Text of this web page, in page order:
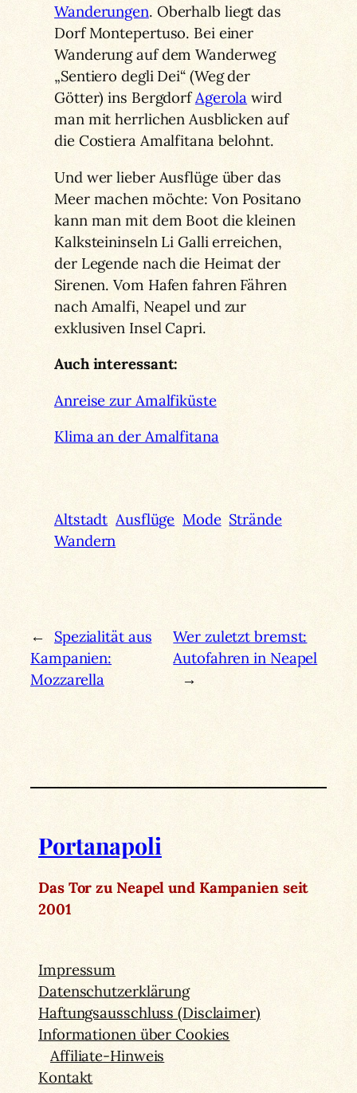
Wanderungen. Oberhalb liegt das
Dorf Montepertuso. Bei einer
Wanderung auf dem Wanderweg
„Sentiero degli Dei“ (Weg der
Götter) ins BergdorfAgerola wird
man mit herrlichen Ausblicken auf
die Costiera Amalfitana belohnt.
Und wer lieber Ausflüge über das
Meer machen möchte: Von Positano
kann man mit dem Boot die kleinen
Kalksteininseln Li Galli erreichen,
der Legende nach die Heimat der
Sirenen. Vom Hafen fahren Fähren
nach Amalfi, Neapel und zur
exklusiven Insel Capri.
Auch interessant:
Anreise zur Amalfiküste
Klima an der Amalfitana
Altstadt Ausflüge Mode Strände
Wandern
←
Spezialität aus
Kampanien:
Mozzarella
Wer zuletzt bremst:
Autofahren in Neapel
→
Portanapoli
Das Tor zu Neapel und Kampanien seit
2001
Impressum
Datenschutzerklärung
Haftungsausschluss (Disclaimer)
Informationen über Cookies
Affiliate-Hinweis
Kontakt